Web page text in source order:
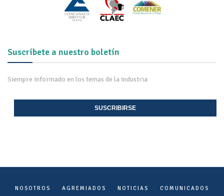
Suscríbete a nuestro boletín
Siempre informado en los temas de la industria
SUSCRIBIRSE
NOSOTROS AGREMIADOS NOTICIAS COMUNICADOS